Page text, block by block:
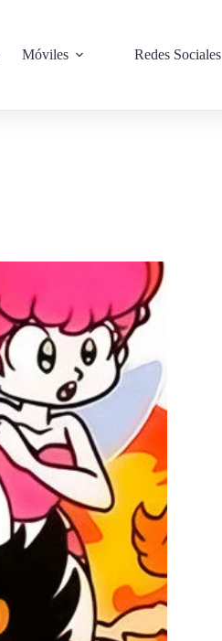
Móviles Redes Sociales